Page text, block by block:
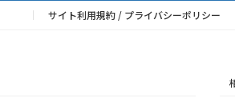
サイト利用規約 / プライバシーポリシー